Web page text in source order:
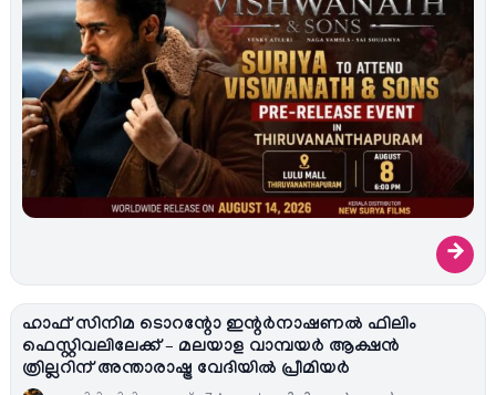
→
ഹാഫ് സിനിമ ടൊറന്റോ ഇന്റർനാഷണൽ ഫിലിം
ഫെസ്റ്റിവലിലേക്ക് – മലയാള വാമ്പയർ ആക്ഷൻ
ത്രില്ലറിന് അന്താരാഷ്ട്ര വേദിയിൽ പ്രീമിയർ